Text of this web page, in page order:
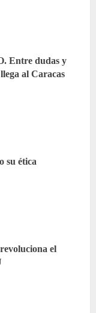
Entre dudas y
al Caracas
su ética
el